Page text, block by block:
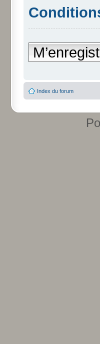
Index du forum